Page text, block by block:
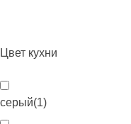
Цвет кухни
серый(1)